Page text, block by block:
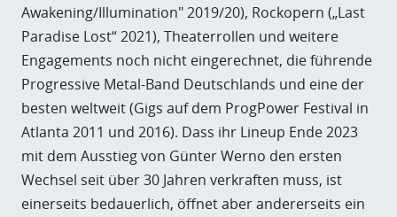
Awakening/Illumination" 2019/20), Rockopern („Last
Paradise Lost“ 2021), Theaterrollen und weitere
Engagements noch nicht eingerechnet, die führende
Progressive Metal-Band Deutschlands und eine der
besten weltweit (Gigs auf dem ProgPower Festival in
Atlanta 2011 und 2016). Dass ihr Lineup Ende 2023
mit dem Ausstieg von Günter Werno den ersten
Wechsel seit über 30 Jahren verkraften muss, ist
einerseits bedauerlich, öffnet aber andererseits ein